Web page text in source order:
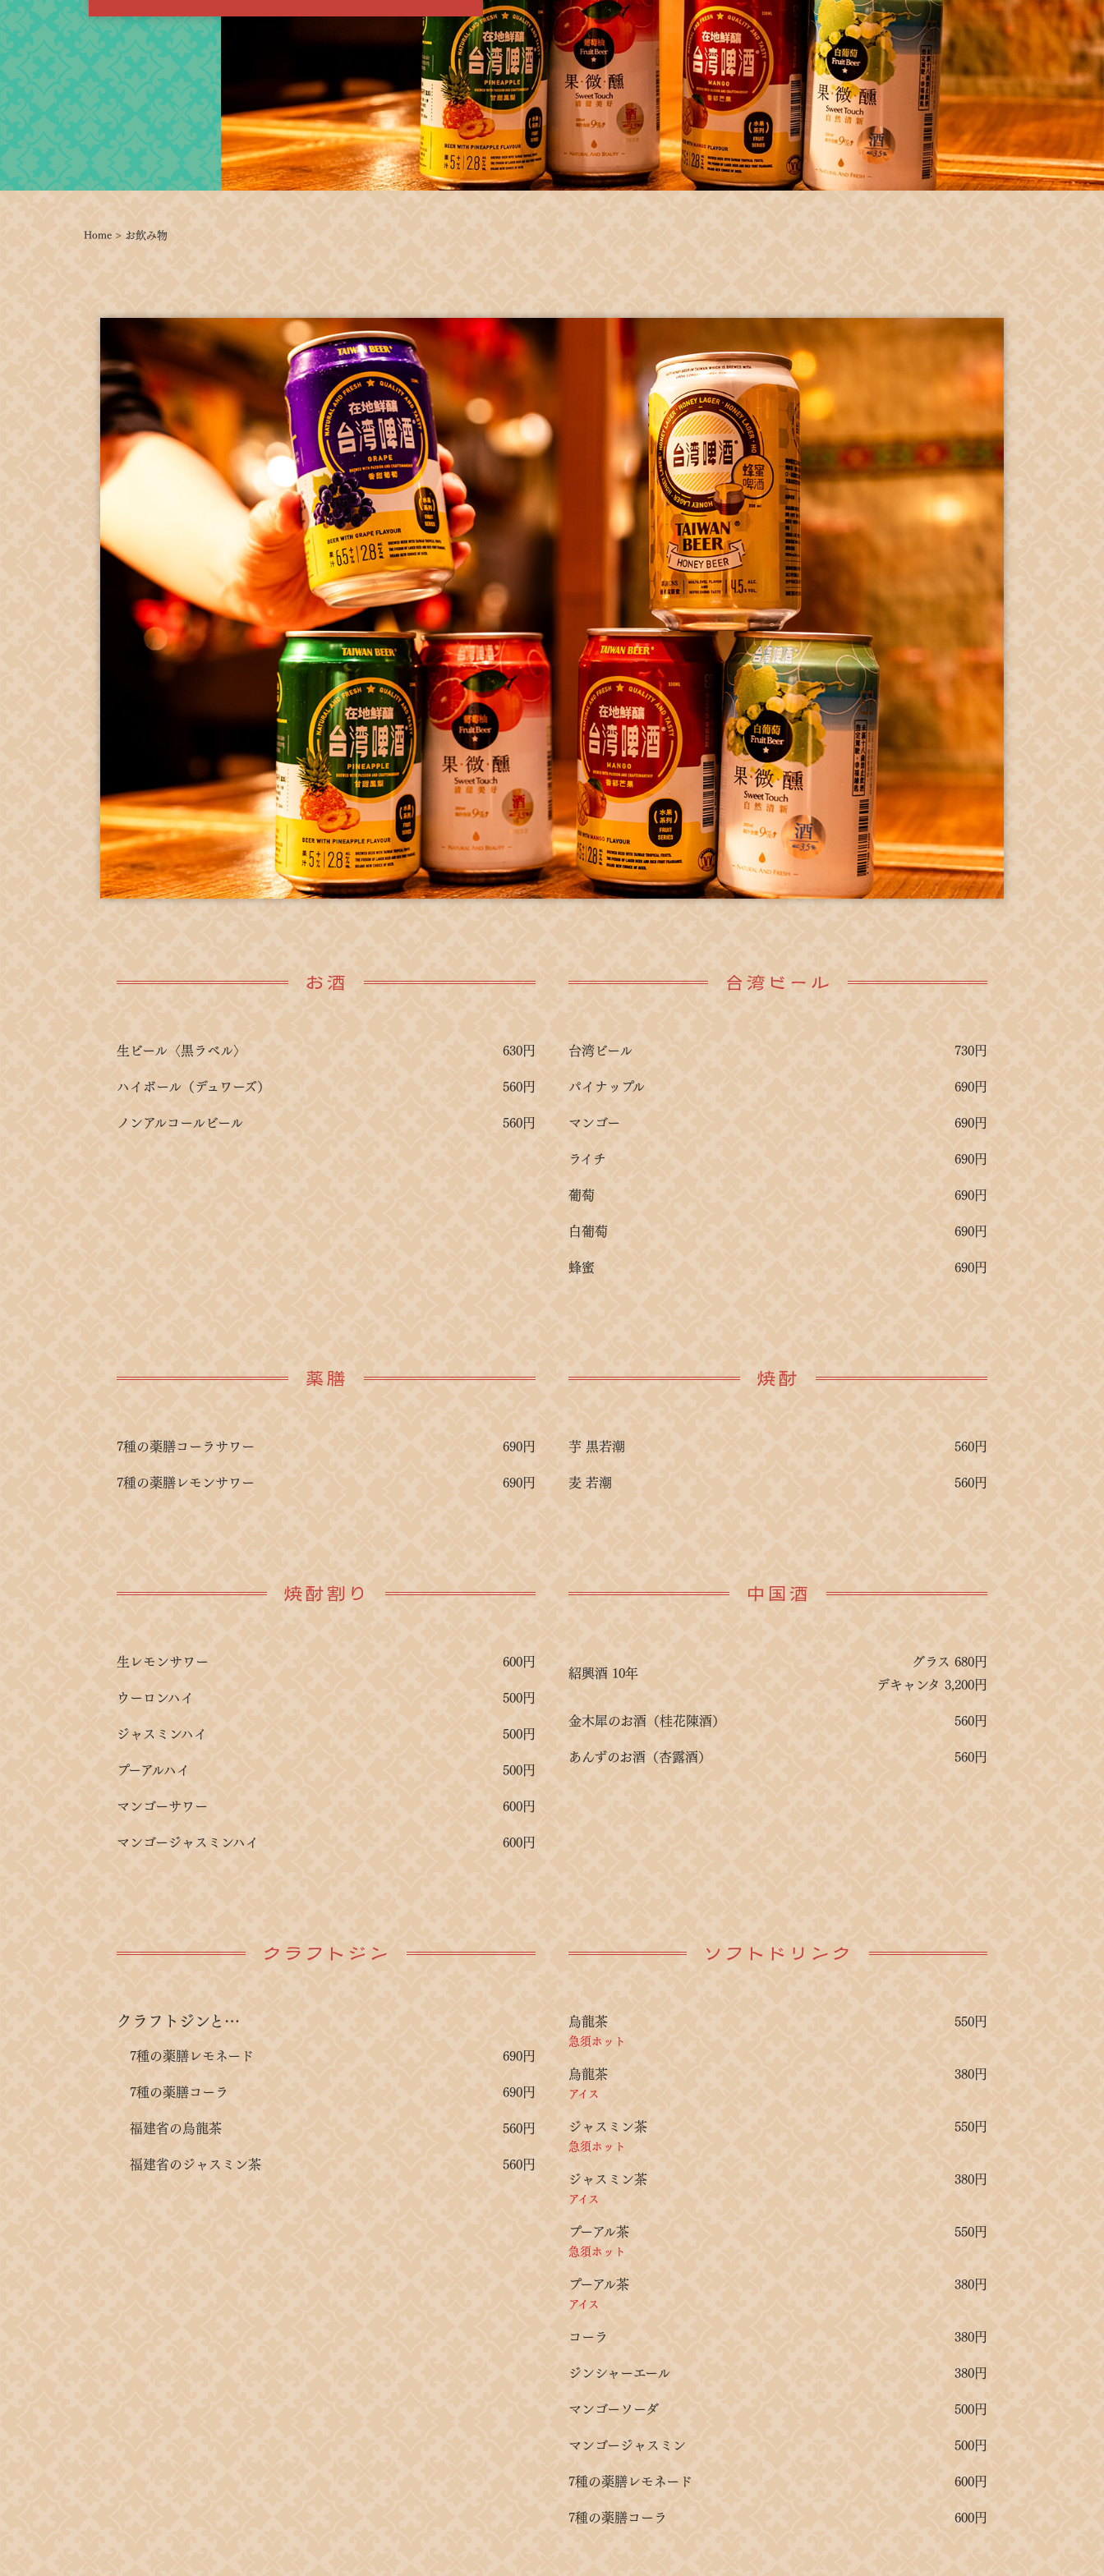
Home > お飲み物
お酒
生ビール〈黒ラベル〉
630円
ハイボール（デュワーズ）
560円
ノンアルコールビール
560円
台湾ビール
台湾ビール
730円
パイナップル
690円
マンゴー
690円
ライチ
690円
葡萄
690円
白葡萄
690円
蜂蜜
690円
薬膳
7種の薬膳コーラサワー
690円
7種の薬膳レモンサワー
690円
焼酎
芋 黒若潮
560円
麦 若潮
560円
焼酎割り
生レモンサワー
600円
ウーロンハイ
500円
ジャスミンハイ
500円
プーアルハイ
500円
マンゴーサワー
600円
マンゴージャスミンハイ
600円
中国酒
紹興酒 10年
グラス 680円
デキャンタ 3,200円
金木犀のお酒（桂花陳酒）
560円
あんずのお酒（杏露酒）
560円
クラフトジン
クラフトジンと…
7種の薬膳レモネード
690円
7種の薬膳コーラ
690円
福建省の烏龍茶
560円
福建省のジャスミン茶
560円
ソフトドリンク
烏龍茶 550円
急須ホット
烏龍茶 380円
アイス
ジャスミン茶 550円
急須ホット
ジャスミン茶 380円
アイス
プーアル茶 550円
急須ホット
プーアル茶 380円
アイス
コーラ
380円
ジンシャーエール
380円
マンゴーソーダ
500円
マンゴージャスミン
500円
7種の薬膳レモネード
600円
7種の薬膳コーラ
600円